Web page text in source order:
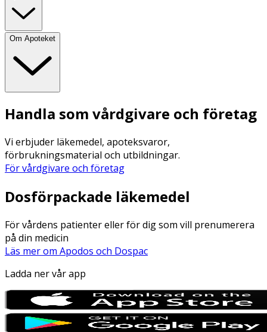
Om Apoteket
Handla som vårdgivare och företag
Vi erbjuder läkemedel, apoteksvaror,
förbrukningsmaterial och utbildningar.
För vårdgivare och företag
Dosförpackade läkemedel
För vårdens patienter eller för dig som vill prenumerera
på din medicin
Läs mer om Apodos och Dospac
Ladda ner vår app